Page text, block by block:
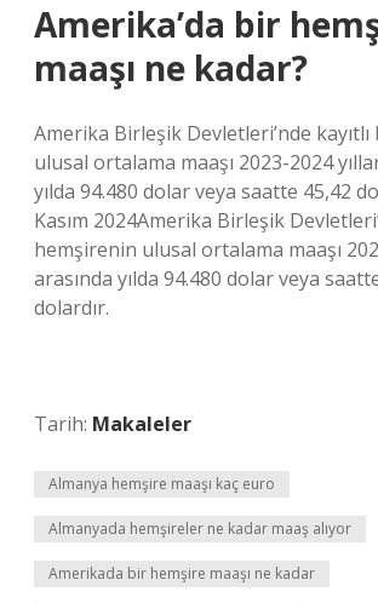
Amerika’da bir
maaşı ne kadar?
Amerika Birleşik Devletleri’nde
ulusal ortalama maaşı 2023-2024
yılda 94.480 dolar veya saatte 45,42
Kasım 2024Amerika Birleşik
hemşirenin ulusal ortalama maaşı
arasında yılda 94.480 dolar veya
dolardır.
Tarih: Makaleler
Almanya hemşire maaşı kaç euro
Almanyada hemşireler ne kadar maaş alıyor
Amerikada bir hemşire maaşı ne kadar